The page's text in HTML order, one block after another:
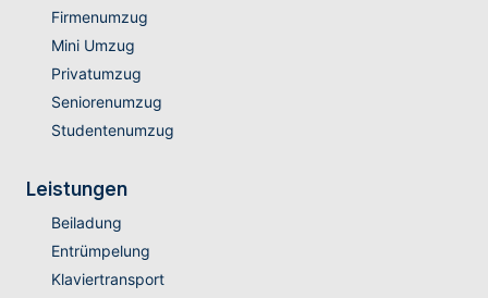
Firmenumzug
Mini Umzug
Privatumzug
Seniorenumzug
Studentenumzug
Leistungen
Beiladung
Entrümpelung
Klaviertransport